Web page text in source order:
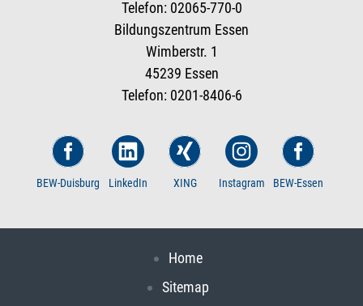
Telefon: 02065-770-0
Bildungszentrum Essen
Wimberstr. 1
45239 Essen
Telefon: 0201-8406-6
BEW-Duisburg LinkedIn XING Instagram BEW-Essen
Home
Sitemap